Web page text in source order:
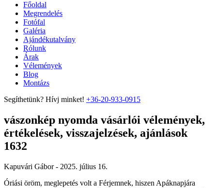
Főoldal
Megrendelés
Fotófal
Galéria
Ajándékutalvány
Rólunk
Árak
Vélemények
Blog
Montázs
Segíthetünk? Hívj minket! +36-20-933-0915
vászonkép nyomda vásárlói vélemények,
értékelések, visszajelzések, ajánlások
1632
Kapuvári Gábor - 2025. július 16.
Óriási öröm, meglepetés volt a Férjemnek, hiszen Apáknapjára